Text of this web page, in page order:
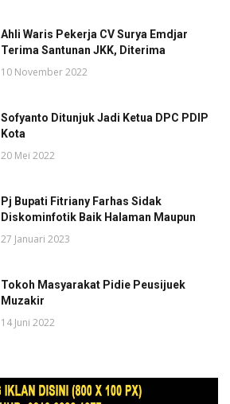
Ahli Waris Pekerja CV Surya Emdjar
Terima Santunan JKK, Diterima
10 November 2022
Sofyanto Ditunjuk Jadi Ketua DPC PDIP
Kota
20 Mei 2022
Pj Bupati Fitriany Farhas Sidak
Diskominfotik Baik Halaman Maupun
27 Januari 2023
Tokoh Masyarakat Pidie Peusijuek
Muzakir
14 Juni 2022